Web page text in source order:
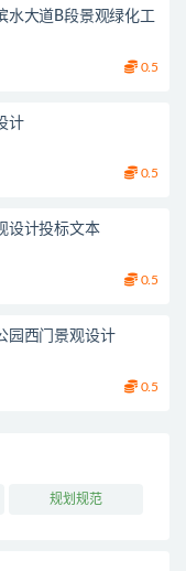
大道B段景观绿化工
0.5
计
0.5
设计投标文本
0.5
园西门景观设计
0.5
规划规范